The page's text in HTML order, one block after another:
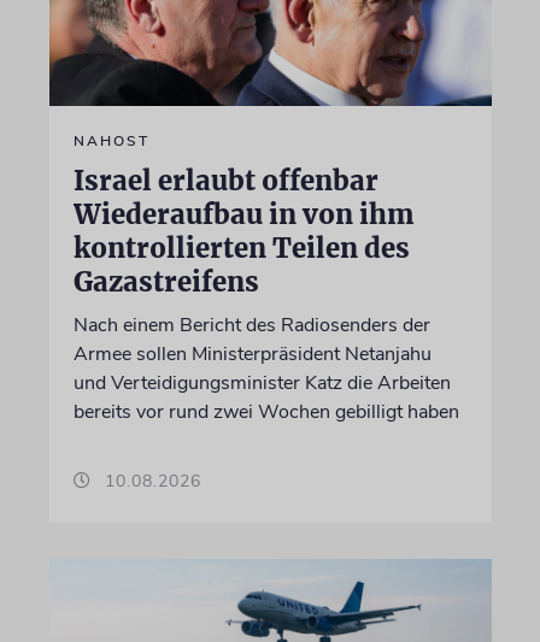
NAHOST
Israel erlaubt offenbar
Wiederaufbau in von ihm
kontrollierten Teilen des
Gazastreifens
Nach einem Bericht des Radiosenders der
Armee sollen Ministerpräsident Netanjahu
und Verteidigungsminister Katz die Arbeiten
bereits vor rund zwei Wochen gebilligt haben
10.08.2026